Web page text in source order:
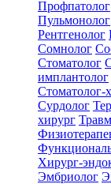
Профпатолог
Пульмонолог
Рентгенолог
Сомнолог
Стоматолог
имплантолог
Стоматолог-
Сурдолог
хирург
Хирург-
Эмбриолог